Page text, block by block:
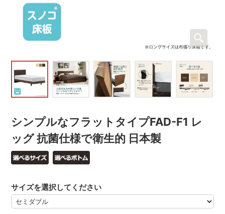
シンプルなフラットタイプFAD-F1 レ
ッグ 抗菌仕様で衛生的 日本製
サイズを選択してください